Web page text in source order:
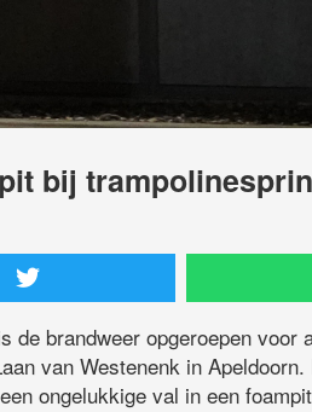
bij
de brandweer opgeroepen voor
van Westenenk in
ongelukkige val in een